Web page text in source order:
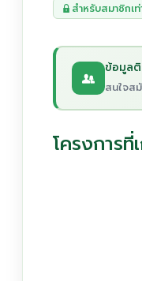
สำหรับสมาชิกเ
ข้อมูล
สนใจส
โครงการที่